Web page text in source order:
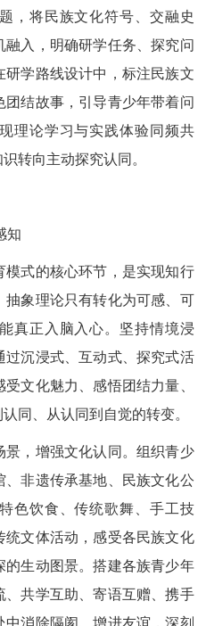
，将民族文化符号、交融史
入，明确研学任务、探究问
学路线设计中，标注民族文
结故事，引导青少年带着问
理论学习与实践体验同频共
转向主动探究认同。
知
式的核心环节，是实现知行
象理论只有转化为可感、可
真正入脑入心。坚持情境浸
沉浸式、互动式、探究式活
文化魅力、感悟团结力量、
同、从认同到自觉的转变。
，增强文化认同。组织青少
非遗传承基地、民族文化公
色饮食、传统歌舞、手工技
文体活动，感受各民族文化
生动图景。搭建各族青少年
共学互助、寄语互赠、携手